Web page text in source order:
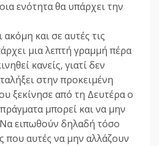
ενότητα θα υπάρχει την
ακόμη και σε αυτές τις
μια λεπτή γραμμή πέρα
κανείς, γιατί δεν
στην προκειμένη
ξεκίνησε από τη Δευτέρα ο
μπορεί και να μην
ειπωθούν δηλαδή τόσο
που αυτές να μην αλλάζουν